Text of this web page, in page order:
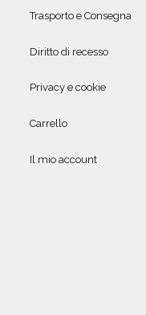
Trasporto e Consegna
Diritto di recesso
Privacy e cookie
Carrello
Il mio account